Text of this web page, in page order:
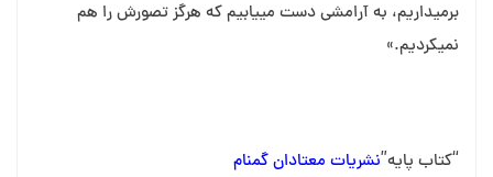
برمی⁯داریم، به آرامشی دست می⁯یابیم که هرگز تصورش را هم
نمی⁯کردیم.»
“کتاب پایه”نشریات معتادان گمنام